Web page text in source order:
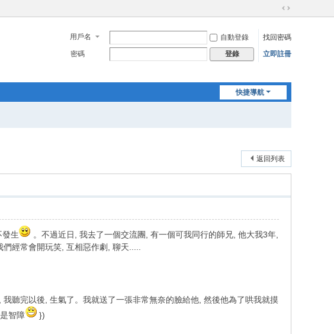
切
到
寬
用戶名 自動登錄
找回密碼
密碼
登錄 立即註冊
快捷導航
返回列表
發生
。不過近日, 我去了一個交流團, 有一個可我同行的師兄, 他大我3年,
經常會開玩笑, 互相惡作劇, 聊天.....
, 我聽完以後, 生氣了。我就送了一張非常無奈的臉給他, 然後他為了哄我就摸
智障
})